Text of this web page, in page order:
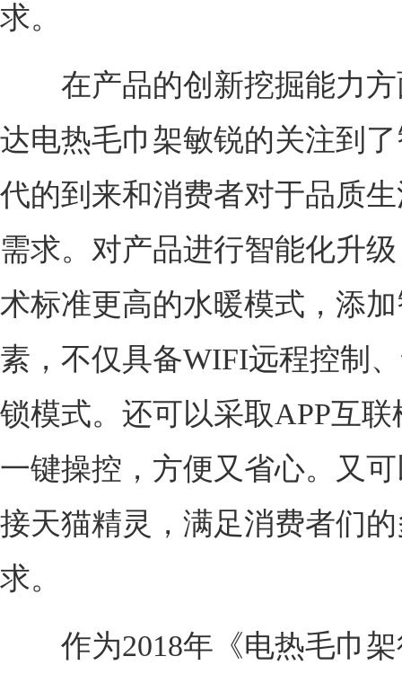
求。
在产品的创新挖掘能力方
达电热毛巾架敏锐的关注到
代的到来和消费者对于品质
需求。对产品进行智能化升
术标准更高的水暖模式，添
素，不仅具备WIFI远程控制
锁模式。还可以采取APP互
一键操控，方便又省心。又
接天猫精灵，满足消费者们
求。
作为2018年《电热毛巾架